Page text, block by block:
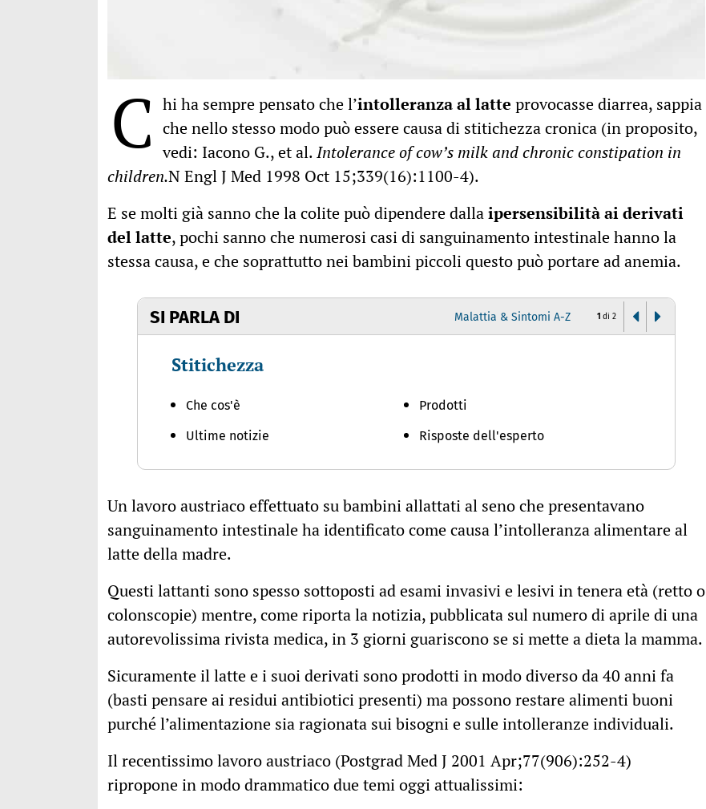
C hi ha sempre pensato che l’intolleranza al latte provocasse diarrea, sappia
che nello stesso modo può essere causa di stitichezza cronica (in proposito,
vedi: Iacono G., et al.Intolerance of cow’s milk and chronic constipation in
children.N Engl J Med 1998 Oct 15;339(16):1100-4).
E se molti già sanno che la colite può dipendere dallaipersensibilità ai derivati
del latte, pochi sanno che numerosi casi di sanguinamento intestinale hanno la
stessa causa, e che soprattutto nei bambini piccoli questo può portare ad anemia.
SI PARLA DI Malattia & Sintomi A-Z
Stitichezza
Che cos'è
Ultime notizie
Prodotti
Risposte dell'esperto
1 di 2
Un lavoro austriaco effettuato su bambini allattati al seno che presentavano
sanguinamento intestinale ha identificato come causa l’intolleranza alimentare al
latte della madre.
Questi lattanti sono spesso sottoposti ad esami invasivi e lesivi in tenera età (retto o
colonscopie) mentre, come riporta la notizia, pubblicata sul numero di aprile di una
autorevolissima rivista medica, in 3 giorni guariscono se si mette a dieta la mamma.
Sicuramente il latte e i suoi derivati sono prodotti in modo diverso da 40 anni fa
(basti pensare ai residui antibiotici presenti) ma possono restare alimenti buoni
purché l’alimentazione sia ragionata sui bisogni e sulle intolleranze individuali.
Il recentissimo lavoro austriaco (Postgrad Med J 2001 Apr;77(906):252-4)
ripropone in modo drammatico due temi oggi attualissimi: